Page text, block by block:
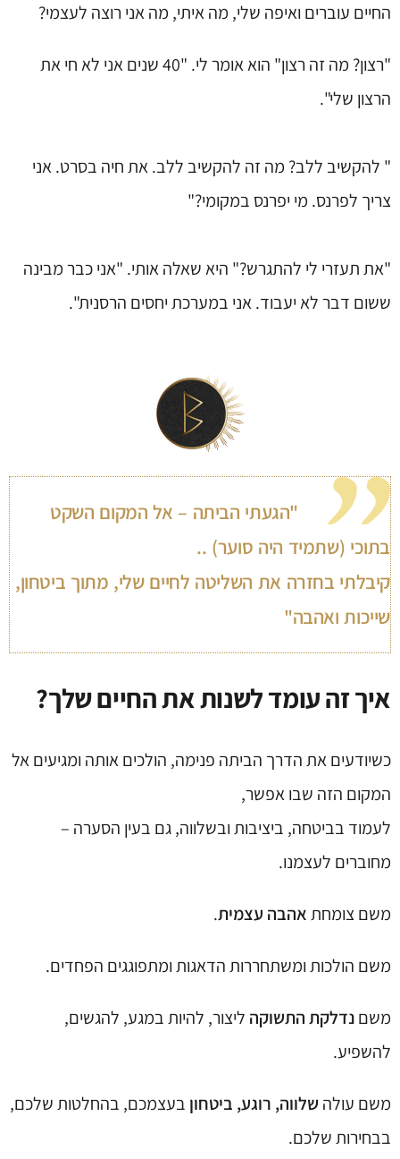
החיים עוברים ואיפה שלי, מה איתי, מה אני רוצה לעצמי?
"רצון? מה זה רצון" הוא אומר לי. "40 שנים אני לא חי את
הרצון שלי".
" להקשיב ללב? מה זה להקשיב ללב. את חיה בסרט. אני
צריך לפרנס. מי יפרנס במקומי?"
"את תעזרי לי להתגרש?" היא שאלה אותי. "אני כבר מבינה
ששום דבר לא יעבוד. אני במערכת יחסים הרסנית".
"הגעתי הביתה – אל המקום השקט
בתוכי (שתמיד היה סוער) ..
קיבלתי בחזרה את השליטה לחיים שלי, מתוך ביטחון,
שייכות ואהבה"
איך זה עומד לשנות את החיים שלך?
כשיודעים את הדרך הביתה פנימה, הולכים אותה ומגיעים אל
המקום הזה שבו אפשר,
לעמוד בביטחה, ביציבות ובשלווה, גם בעין הסערה –
מחוברים לעצמנו.
משם צומחתאהבה עצמית.
משם הולכות ומשתחררות הדאגות ומתפוגגים הפחדים.
משםנדלקת התשוקה ליצור, להיות במגע, להגשים,
להשפיע.
משם עולה שלווה, רוגע, ביטחון בעצמכם, בהחלטות שלכם,
בבחירות שלכם.